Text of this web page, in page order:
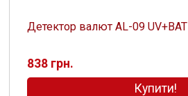
Детектор валют AL-09 UV+ВАТ
838 грн.
Купити!